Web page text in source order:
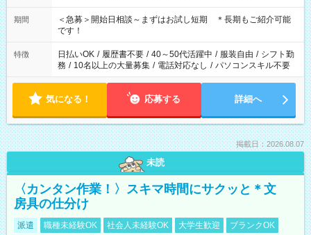
期間
＜急募＞開始日相談～まずはお試し短期 ＊長期もご紹介可能
です！
特徴 日払いOK / 履歴書不要 / 40～50代活躍中 / 服装自由 / シフト勤
務 / 10名以上の大量募集 / 電話対応なし / パソコンスキル不要
気になる！ 応募する 詳細へ
掲載日：2026.08.07
未読
〈カンタン作業！〉スキマ時間にサクッと＊文
房具の仕分け
派遣 職種未経験OK 社会人未経験OK 大学生歓迎
ブランクOK